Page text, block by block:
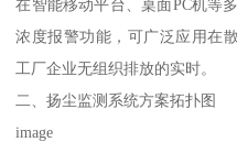
在智能移动平台、桌面PC机等
浓度报警功能，可广泛应用在
工厂企业无组织排放的实时。
二、扬尘监测系统方案拓扑图
image